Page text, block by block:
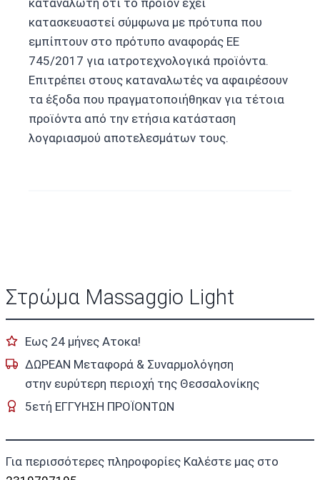
κατασκευαστεί σύμφωνα με πρότυπα που
εμπίπτουν στο πρότυπο αναφοράς ΕΕ
745/2017 για ιατροτεχνολογικά προϊόντα.
Επιτρέπει στους καταναλωτές να αφαιρέσουν
τα έξοδα που πραγματοποιήθηκαν για τέτοια
προϊόντα από την ετήσια κατάσταση
λογαριασμού αποτελεσμάτων τους.
Στρώμα Massaggio Light
Εως 24 μήνες Ατοκα!
ΔΩΡΕΑΝ Μεταφορά & Συναρμολόγηση
στην ευρύτερη περιοχή της Θεσσαλονίκης
5ετή ΕΓΓΥΗΣΗ ΠΡΟΪΟΝΤΩΝ
Για περισσότερες πληροφορίες Καλέστε μας στο